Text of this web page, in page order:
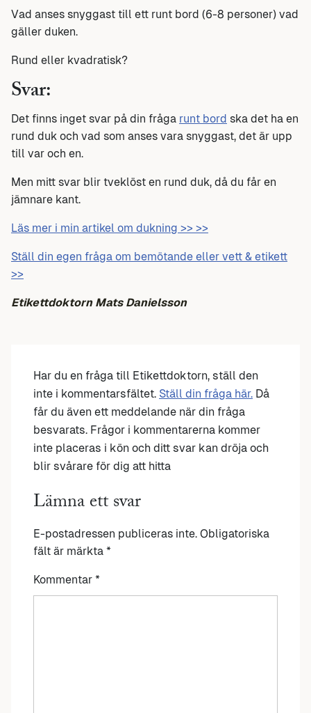
Vad anses snyggast till ett runt bord (6-8 personer) vad
gäller duken.
Rund eller kvadratisk?
Svar:
Det finns inget svar på din fråga runt bord ska det ha en
rund duk och vad som anses vara snyggast, det är upp
till var och en.
Men mitt svar blir tveklöst en rund duk, då du får en
jämnare kant.
Läs mer i min artikel om dukning >> >>
Ställ din egen fråga om bemötande eller vett & etikett
>>
Etikettdoktorn Mats Danielsson
Har du en fråga till Etikettdoktorn, ställ den
inte i kommentarsfältet. Ställ din fråga här. Då
får du även ett meddelande när din fråga
besvarats. Frågor i kommentarerna kommer
inte placeras i kön och ditt svar kan dröja och
blir svårare för dig att hitta
Lämna ett svar
E-postadressen publiceras inte. Obligatoriska
fält är märkta *
Kommentar *